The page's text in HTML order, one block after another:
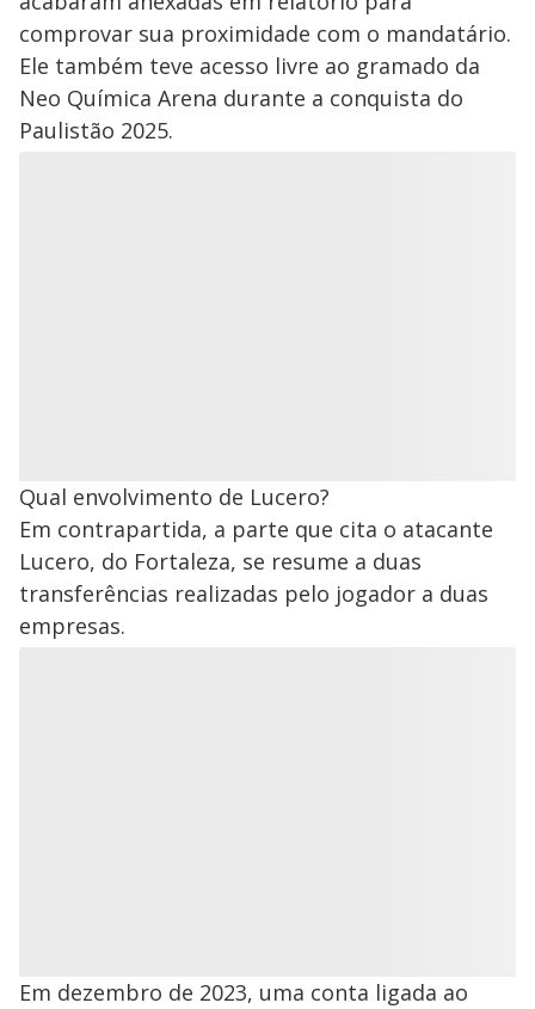
comprovar sua proximidade com o mandatário.
Ele também teve acesso livre ao gramado da
Neo Química Arena durante a conquista do
Paulistão 2025.
Qual envolvimento de Lucero?
Em contrapartida, a parte que cita o atacante
Lucero, do Fortaleza, se resume a duas
transferências realizadas pelo jogador a duas
empresas.
Em dezembro de 2023, uma conta ligada ao